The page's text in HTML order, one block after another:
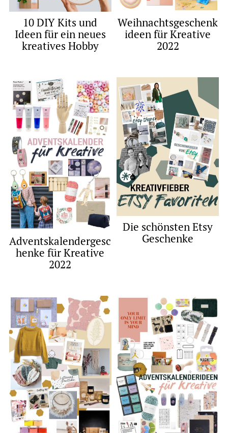
10 DIY Kits und
Ideen für ein neues
kreatives Hobby
Weihnachtsgeschenk
ideen für Kreative
2022
Adventskalendergesc
henke für Kreative
2022
Die schönsten Etsy
Geschenke